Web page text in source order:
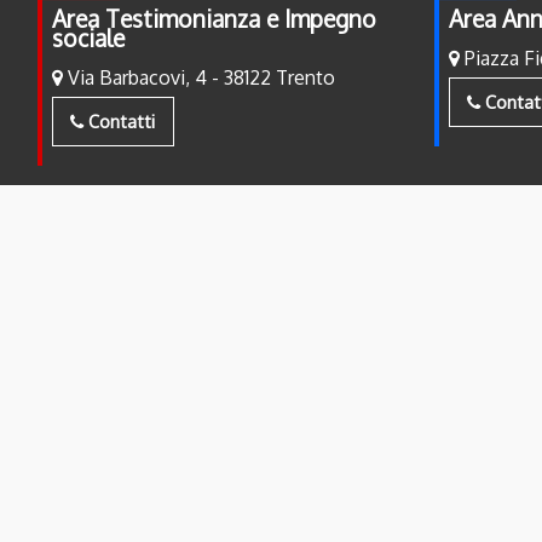
Area Testimonianza e Impegno
sociale
Via Barbacovi, 4 - 38122 Trento
Contatti
Area
Piazza